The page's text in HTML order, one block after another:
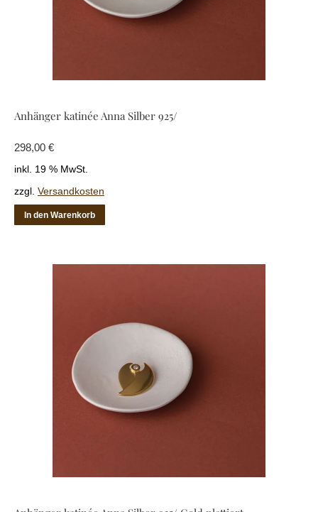
Anhänger katinée Anna Silber 925/
298,00 €
inkl. 19 % MwSt.
zzgl. Versandkosten
In den Warenkorb